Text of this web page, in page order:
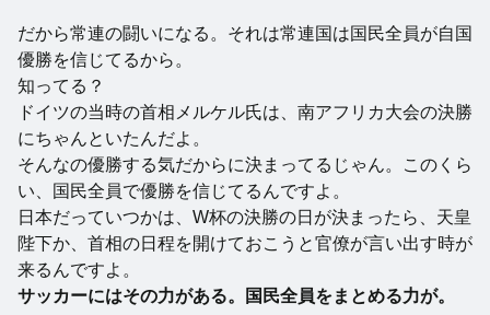
だから常連の闘いになる。それは常連国は国民全員が自国
優勝を信じてるから。
知ってる？
ドイツの当時の首相メルケル氏は、南アフリカ大会の決勝
にちゃんといたんだよ。
そんなの優勝する気だからに決まってるじゃん。このくら
い、国民全員で優勝を信じてるんですよ。
日本だっていつかは、W杯の決勝の日が決まったら、天皇
陛下か、首相の日程を開けておこうと官僚が言い出す時が
来るんですよ。
サッカーにはその力がある。国民全員をまとめる力が。